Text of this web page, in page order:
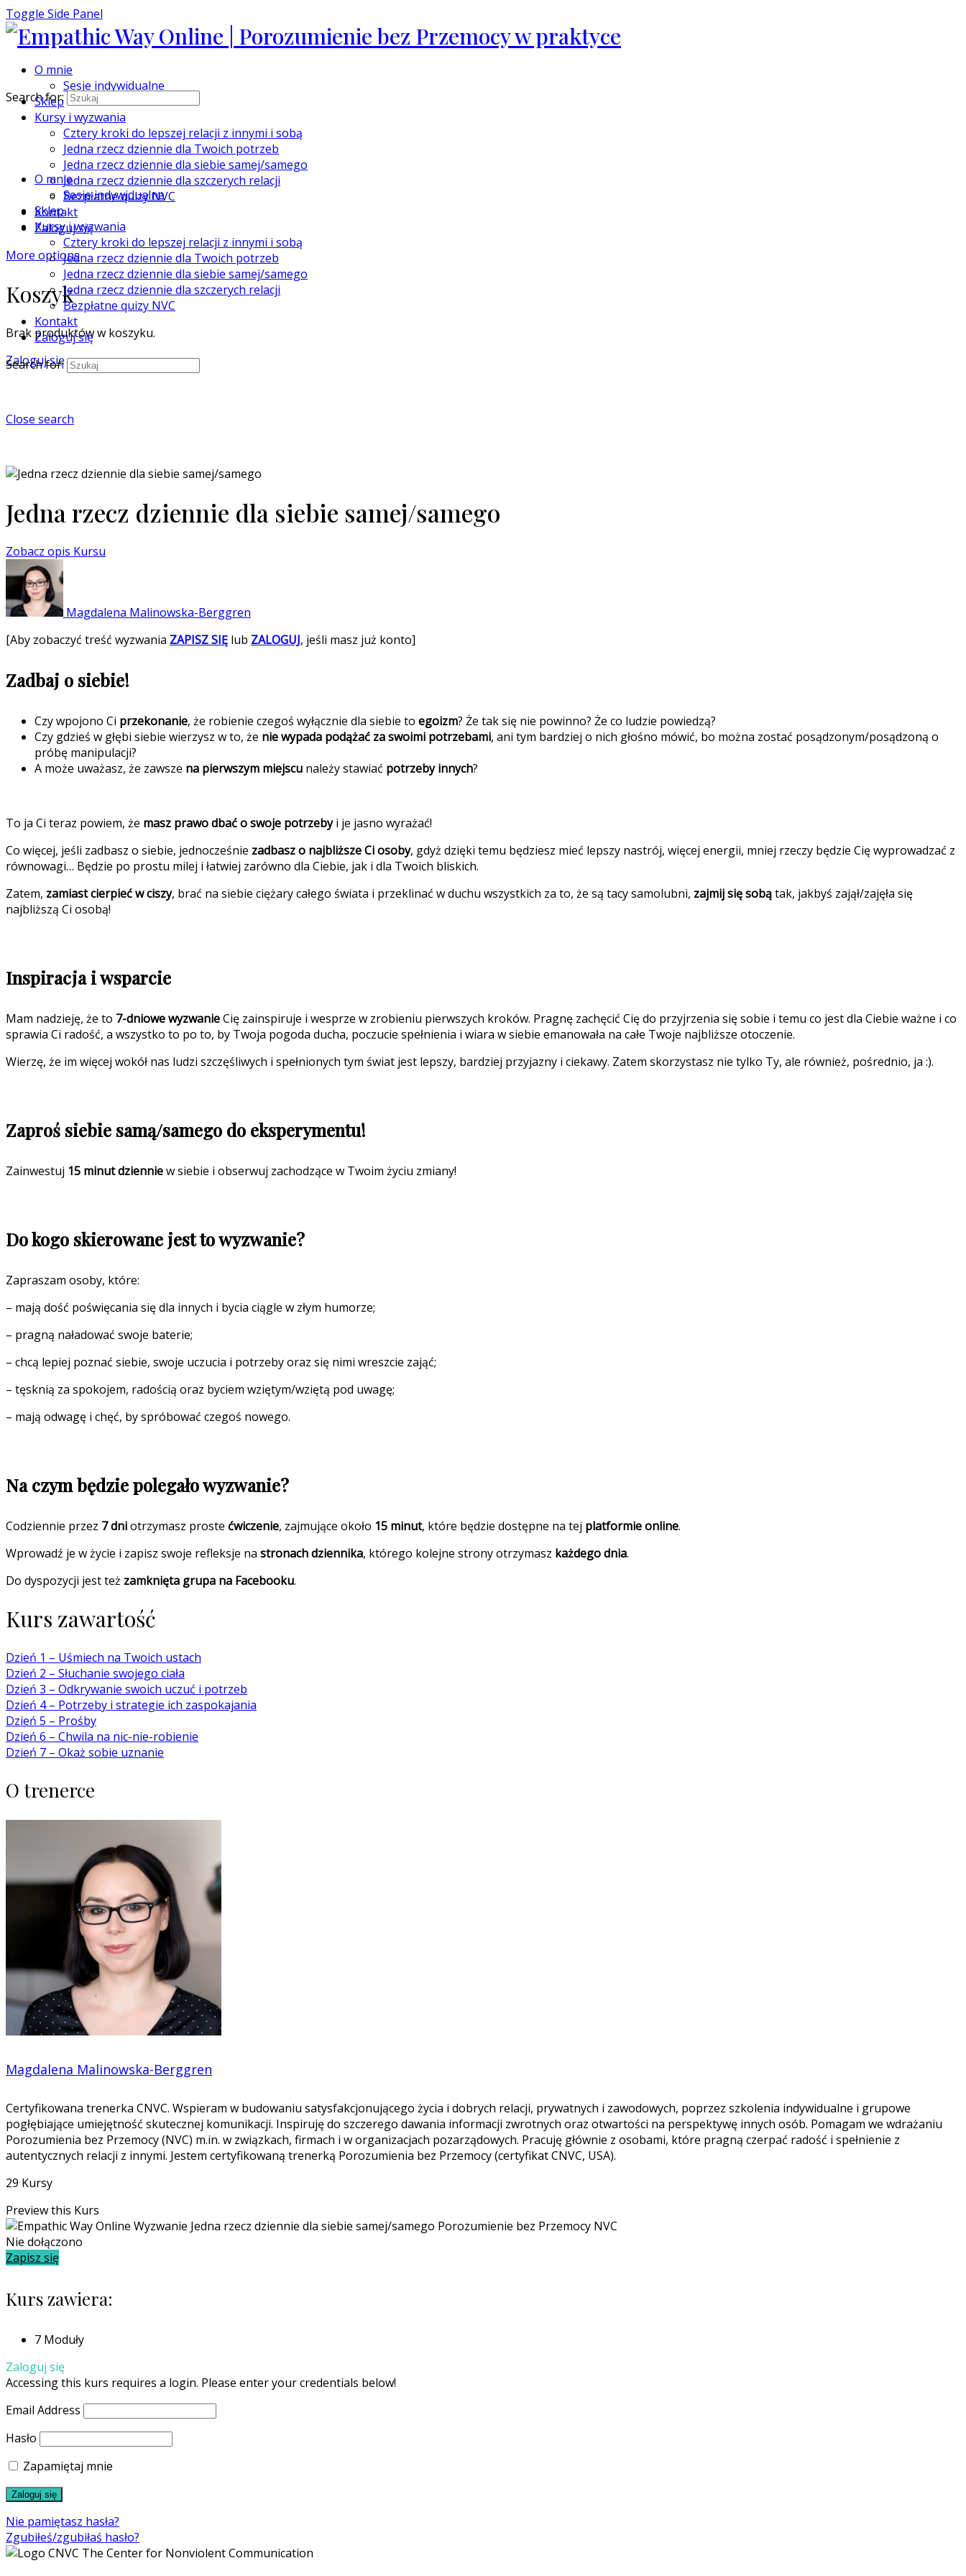
Toggle Side Panel
O mnie
Sesje indywidualne
Sklep
Kursy i wyzwania
Cztery kroki do lepszej relacji z innymi i sobą
Jedna rzecz dziennie dla Twoich potrzeb
Jedna rzecz dziennie dla siebie samej/samego
Jedna rzecz dziennie dla szczerych relacji
Bezpłatne quizy NVC
Kontakt
Zaloguj się
More options
Koszyk
Brak produktów w koszyku.
Zaloguj się
Search for:
O mnie
Sesje indywidualne
Sklep
Kursy i wyzwania
Cztery kroki do lepszej relacji z innymi i sobą
Jedna rzecz dziennie dla Twoich potrzeb
Jedna rzecz dziennie dla siebie samej/samego
Jedna rzecz dziennie dla szczerych relacji
Bezpłatne quizy NVC
Kontakt
Zaloguj się
Search for:
Close search
Jedna rzecz dziennie dla siebie samej/samego
Zobacz opis Kursu
Magdalena Malinowska-Berggren
[Aby zobaczyć treść wyzwania ZAPISZ SIĘ lub ZALOGUJ, jeśli masz już konto]
Zadbaj o siebie!
Czy wpojono Ci przekonanie, że robienie czegoś wyłącznie dla siebie to egoizm? Że tak się nie powinno? Że co ludzie powiedzą?
Czy gdzieś w głębi siebie wierzysz w to, że nie wypada podążać za swoimi potrzebami, ani tym bardziej o nich głośno mówić, bo można zostać posądzonym/posądzoną o
próbę manipulacji?
A może uważasz, że zawsze na pierwszym miejscu należy stawiać potrzeby innych?
To ja Ci teraz powiem, że masz prawo dbać o swoje potrzebyi je jasno wyrażać!
Co więcej, jeśli zadbasz o siebie, jednocześnie zadbasz o najbliższe Ci osoby, gdyż dzięki temu będziesz mieć lepszy nastrój, więcej energii, mniej rzeczy będzie Cię wyprowadzać z
równowagi… Będzie po prostu milej i łatwiej zarówno dla Ciebie, jak i dla Twoich bliskich.
Zatem, zamiast cierpieć w ciszy, brać na siebie ciężary całego świata i przeklinać w duchu wszystkich za to, że są tacy samolubni, zajmij się sobątak, jakbyś zajął/zajęła się
najbliższą Ci osobą!
Inspiracja i wsparcie
Mam nadzieję, że to 7-dniowe wyzwanieCię zainspiruje i wesprze w zrobieniu pierwszych kroków. Pragnę zachęcić Cię do przyjrzenia się sobie i temu co jest dla Ciebie ważne i co
sprawia Ci radość, a wszystko to po to, by Twoja pogoda ducha, poczucie spełnienia i wiara w siebie emanowała na całe Twoje najbliższe otoczenie.
Wierzę, że im więcej wokół nas ludzi szczęśliwych i spełnionych tym świat jest lepszy, bardziej przyjazny i ciekawy. Zatem skorzystasz nie tylko Ty, ale również, pośrednio, ja :).
Zaproś siebie samą/samego do eksperymentu!
Zainwestuj 15 minut dzienniew siebie i obserwuj zachodzące w Twoim życiu zmiany!
Do kogo skierowane jest to wyzwanie?
Zapraszam osoby, które:
– mają dość poświęcania się dla innych i bycia ciągle w złym humorze;
– pragną naładować swoje baterie;
– chcą lepiej poznać siebie, swoje uczucia i potrzeby oraz się nimi wreszcie zająć;
– tęsknią za spokojem, radością oraz byciem wziętym/wziętą pod uwagę;
– mają odwagę i chęć, by spróbować czegoś nowego.
Na czym będzie polegało wyzwanie?
Codziennie przez 7 dniotrzymasz proste ćwiczenie, zajmujące około 15 minut, które będzie dostępne na tej platformie online.
Wprowadź je w życie i zapisz swoje refleksje na stronach dziennika, którego kolejne strony otrzymasz każdego dnia.
Do dyspozycji jest też zamknięta grupa na Facebooku.
Kurs zawartość
Dzień 1 – Uśmiech na Twoich ustach
Dzień 2 – Słuchanie swojego ciała
Dzień 3 – Odkrywanie swoich uczuć i potrzeb
Dzień 4 – Potrzeby i strategie ich zaspokajania
Dzień 5 – Prośby
Dzień 6 – Chwila na nic-nie-robienie
Dzień 7 – Okaż sobie uznanie
O trenerce
Magdalena Malinowska-Berggren
Certyfikowana trenerka CNVC. Wspieram w budowaniu satysfakcjonującego życia i dobrych relacji, prywatnych i zawodowych, poprzez szkolenia indywidualne i grupowe
pogłębiające umiejętność skutecznej komunikacji. Inspiruję do szczerego dawania informacji zwrotnych oraz otwartości na perspektywę innych osób. Pomagam we wdrażaniu
Porozumienia bez Przemocy (NVC) m.in. w związkach, firmach i w organizacjach pozarządowych. Pracuję głównie z osobami, które pragną czerpać radość i spełnienie z
autentycznych relacji z innymi. Jestem certyfikowaną trenerką Porozumienia bez Przemocy (certyfikat CNVC, USA).
29 Kursy
Preview this Kurs
Nie dołączono
Zapisz się
Kurs zawiera:
7 Moduły
Zaloguj się
Accessing this kurs requires a login. Please enter your credentials below!
Email Address
Hasło
Zapamiętaj mnie
Nie pamiętasz hasła?
Zgubiłeś/zgubiłaś hasło?